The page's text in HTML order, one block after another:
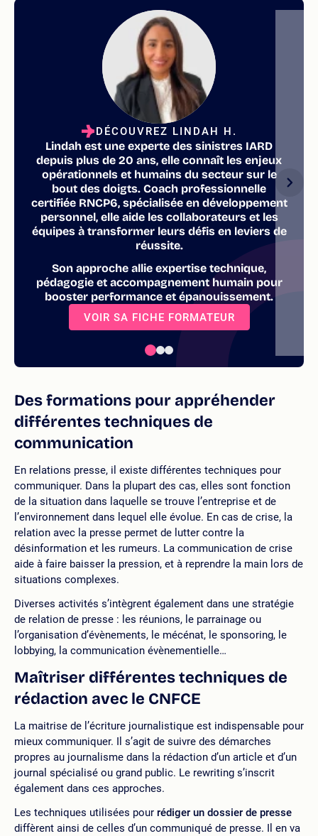
DÉCOUVREZ LINDAH H.
Lindah est une experte des sinistres IARD
depuis plus de 20 ans, elle connaît les enjeux
opérationnels et humains du secteur sur le
bout des doigts. Coach professionnelle
certifiée RNCP6, spécialisée en développement
personnel, elle aide les collaborateurs et les
équipes à transformer leurs défis en leviers de
réussite.
Son approche allie expertise technique,
pédagogie et accompagnement humain pour
booster performance et épanouissement.
VOIR SA FICHE FORMATEUR
Des formations pour appréhender
différentes techniques de
communication
En relations presse, il existe différentes techniques pour
communiquer. Dans la plupart des cas, elles sont fonction
de la situation dans laquelle se trouve l’entreprise et de
l’environnement dans lequel elle évolue. En cas de crise, la
relation avec la presse permet de lutter contre la
désinformation et les rumeurs. La communication de crise
aide à faire baisser la pression, et à reprendre la main lors de
situations complexes.
Diverses activités s’intègrent également dans une stratégie
de relation de presse : les réunions, le parrainage ou
l’organisation d’évènements, le mécénat, le sponsoring, le
lobbying, la communication évènementielle…
Maîtriser différentes techniques de
rédaction avec le CNFCE
La maitrise de l’écriture journalistique est indispensable pour
mieux communiquer. Il s’agit de suivre des démarches
propres au journalisme dans la rédaction d’un article et d’un
journal spécialisé ou grand public. Le rewriting s’inscrit
également dans ces approches.
Les techniques utilisées pour rédiger un dossier de presse
diffèrent ainsi de celles d’un communiqué de presse. Il en va